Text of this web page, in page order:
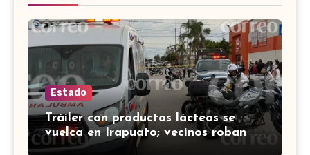
Estado
Tráiler con productos lácteos se
vuelca en Irapuato; vecinos roban
carga en lugar de auxiliar a heridos